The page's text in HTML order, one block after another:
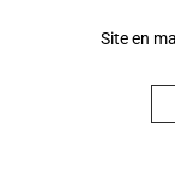
Site en